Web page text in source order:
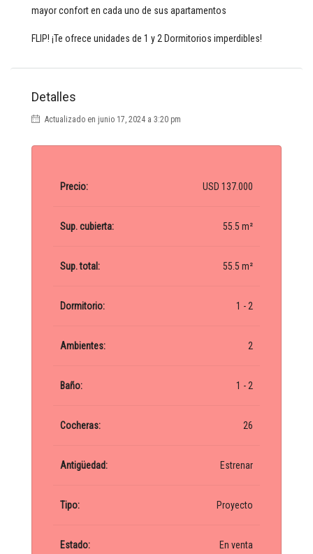
mayor confort en cada uno de sus apartamentos
FLIP! ¡Te ofrece unidades de 1 y 2 Dormitorios imperdibles!
Detalles
Actualizado en junio 17, 2024 a 3:20 pm
Precio: USD 137.000
Sup. cubierta: 55.5 m²
Sup. total: 55.5 m²
Dormitorio: 1 - 2
Ambientes: 2
Baño: 1 - 2
Cocheras: 26
Antigüedad: Estrenar
Tipo: Proyecto
Estado: En venta